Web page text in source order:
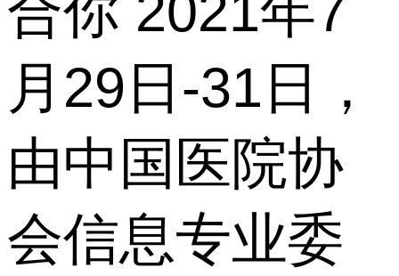
月29日-31日，
由中国医院协
会信息专业委